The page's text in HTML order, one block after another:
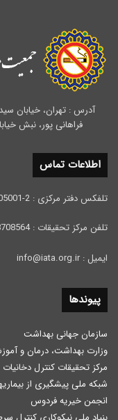
آدرس : تهران، خیابان
فراهانی پور، نبش خیابان هفتم،
اطلاعات تماس
تلفکس دفتر مرکزی : 2-88105001-021
تلفن مرکز تحقیقات : 88708564-021
ایمیل : info@iata.org.ir
پیوندها
سازمان جهانی بهداشت
وزارت بهداشت، درمان و
مرکز تحقیقات کنترل دخانیات
شبکه ملی پیشگیری از
انجمن خیریه فردوس